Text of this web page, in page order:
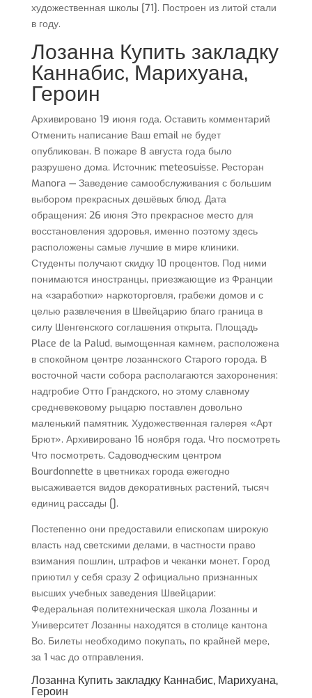
художественная школы [71]. Построен из литой стали
в году.
Лозанна Купить закладку
Каннабис, Марихуана,
Героин
Архивировано 19 июня года. Оставить комментарий
Отменить написание Ваш email не будет
опубликован. В пожаре 8 августа года было
разрушено дома. Источник: meteosuisse. Ресторан
Manora — Заведение самообслуживания с большим
выбором прекрасных дешёвых блюд. Дата
обращения: 26 июня Это прекрасное место для
восстановления здоровья, именно поэтому здесь
расположены самые лучшие в мире клиники.
Студенты получают скидку 10 процентов. Под ними
понимаются иностранцы, приезжающие из Франции
на «заработки» наркоторговля, грабежи домов и с
целью развлечения в Швейцарию благо граница в
силу Шенгенского соглашения открыта. Площадь
Place de la Palud, вымощенная камнем, расположена
в спокойном центре лозаннского Старого города. В
восточной части собора располагаются захоронения:
надгробие Отто Грандского, но этому славному
средневековому рыцарю поставлен довольно
маленький памятник. Художественная галерея «Арт
Брют». Архивировано 16 ноября года. Что посмотреть
Что посмотреть. Садоводческим центром
Bourdonnette в цветниках города ежегодно
высаживается видов декоративных растений, тысяч
единиц рассады [].
Постепенно они предоставили епископам широкую
власть над светскими делами, в частности право
взимания пошлин, штрафов и чеканки монет. Город
приютил у себя сразу 2 официально признанных
высших учебных заведения Швейцарии:
Федеральная политехническая школа Лозанны и
Университет Лозанны находятся в столице кантона
Во. Билеты необходимо покупать, по крайней мере,
за 1 час до отправления.
Лозанна Купить закладку Каннабис, Марихуана,
Героин